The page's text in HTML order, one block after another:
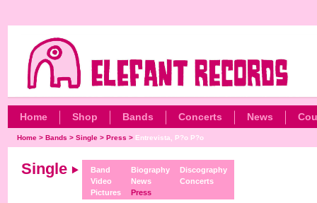
Home Shop Bands Concerts News
Home> Bands > Single> Press > Entrevista, P?o P?o
Single
Band
Video
Pictures
Biography
News
Press
Discography
Concerts